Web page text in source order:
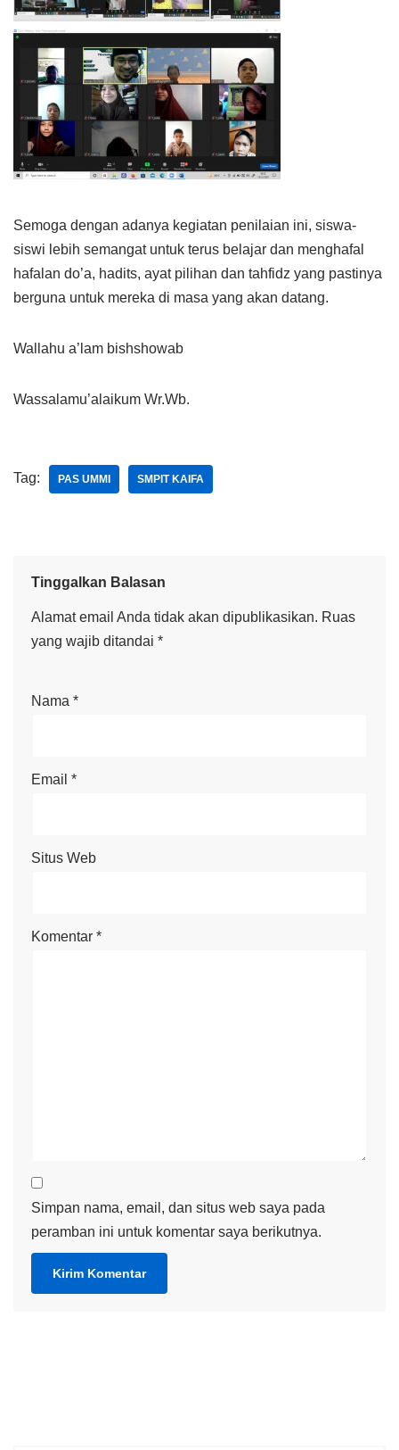
Semoga dengan adanya kegiatan penilaian ini, siswa-
siswi lebih semangat untuk terus belajar dan menghafal
hafalan do’a, hadits, ayat pilihan dan tahfidz yang pastinya
berguna untuk mereka di masa yang akan datang.
Wallahu a’lam bishshowab
Wassalamu’alaikum Wr.Wb.
Tag: PAS UMMI SMPIT KAIFA
Tinggalkan Balasan
Alamat email Anda tidak akan dipublikasikan. Ruas
yang wajib ditandai *
Nama *
Email *
Situs Web
Komentar *
Simpan nama, email, dan situs web saya pada
peramban ini untuk komentar saya berikutnya.